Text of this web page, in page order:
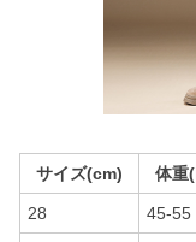
サイズ(cm) 体重
28 45-55